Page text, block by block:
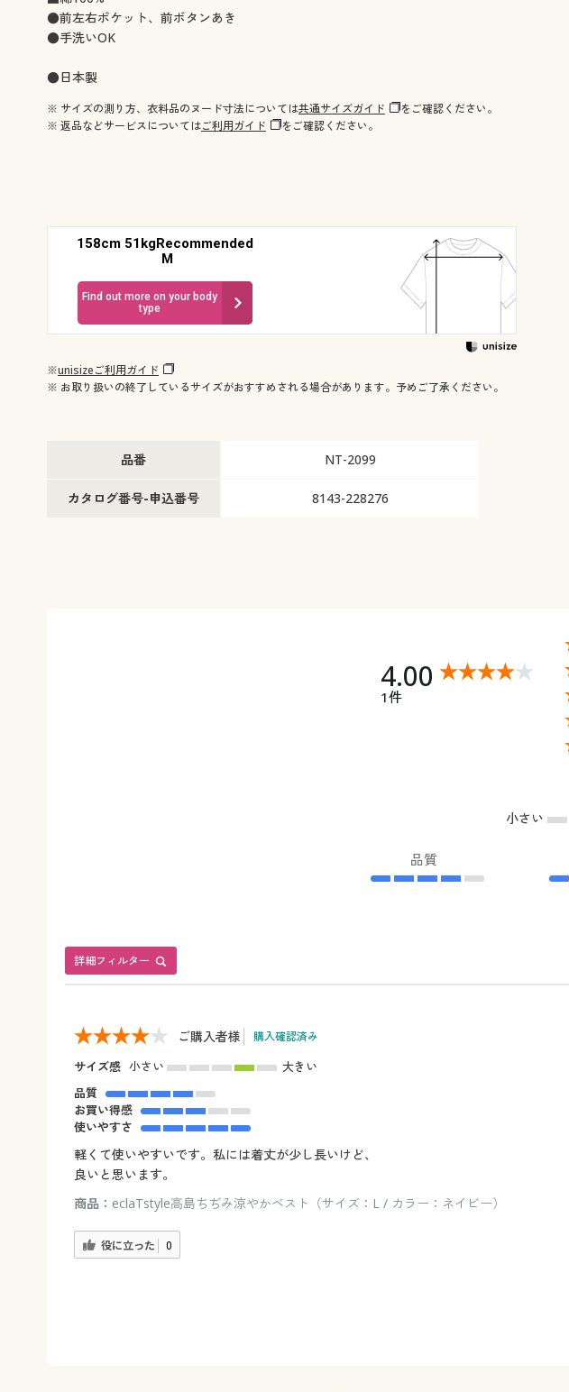
●前左右ポケット、前ボタンあき
●手洗いOK
●日本製
※ サイズの測り方、衣料品のヌード寸法については共通サイズガイド
をご確認ください。
※ 返品などサービスについてはご利用ガイド をご確認ください。
158cm 51kgRecommended
M
Find out more on your body
type
※unisizeご利用ガイド
※ お取り扱いの終了しているサイズがおすすめされる場合があります。予めご了承ください。
品番 NT-2099
カタログ番号-申込番号 8143-228276
4.00
1件
小さい
品質
詳細フィルター
ご購入者様 購入確認済み
サイズ感 小さい
大きい
品質
お買い得感
使いやすさ
軽くて使いやすいです。私には着丈が少し長いけど、
良いと思います。
商品： eclaTstyle高島ちぢみ涼やかベスト（サイズ：L / カラー：ネイビー）
役に立った 0